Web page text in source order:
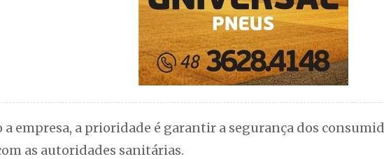
a empresa, a prioridade é garantir a segurança dos
as autoridades sanitárias.